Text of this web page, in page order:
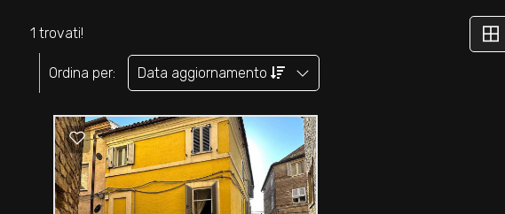
1 trovati!
Ordina per: Data aggiornamento